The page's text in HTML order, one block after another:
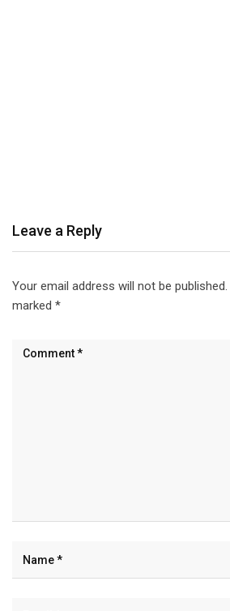
Leave a Reply
Your email address will not be published.
marked *